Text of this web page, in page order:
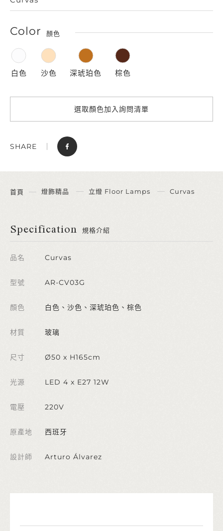
Color 顏色
白色 沙色 深琥珀色 棕色
選取顏色加入詢問清單
SHARE
首頁 燈飾精品 立燈 Floor Lamps Curvas
Specification 規格介紹
品名 Curvas
型號 AR-CV03G
顏色 白色、沙色、深琥珀色、棕色
材質 玻璃
尺寸 Ø50 x H165cm
光源 LED 4 x E27 12W
電壓 220V
原產地 西班牙
設計師 Arturo Álvarez